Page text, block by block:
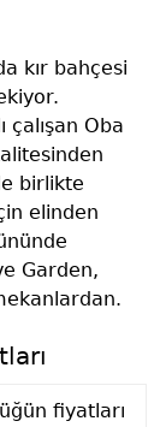
kır bahçesi
Oba
birlikte
elinden
Garden,
fiyatları